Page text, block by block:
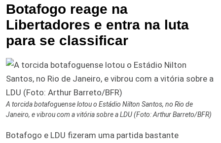
Botafogo reage na
Libertadores e entra na luta
para se classificar
A torcida botafoguense lotou o Estádio Nilton Santos, no Rio de
Janeiro, e vibrou com a vitória sobre a LDU (Foto: Arthur Barreto/BFR)
Botafogo e LDU fizeram uma partida bastante